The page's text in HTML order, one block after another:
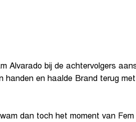
Alvarado bij de achtervolgers
handen en haalde Brand terug
dan toch het moment van